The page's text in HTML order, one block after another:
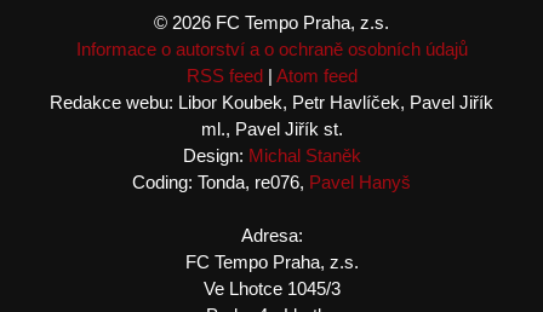
© 2026 FC Tempo Praha, z.s.
Informace o autorství a o ochraně osobních údajů
RSS feed| Atom feed
Redakce webu: Libor Koubek, Petr Havlíček, Pavel Jiřík
ml., Pavel Jiřík st.
Design: Michal Staněk
Coding: Tonda, re076, Pavel Hanyš
Adresa:
FC Tempo Praha, z.s.
Ve Lhotce 1045/3